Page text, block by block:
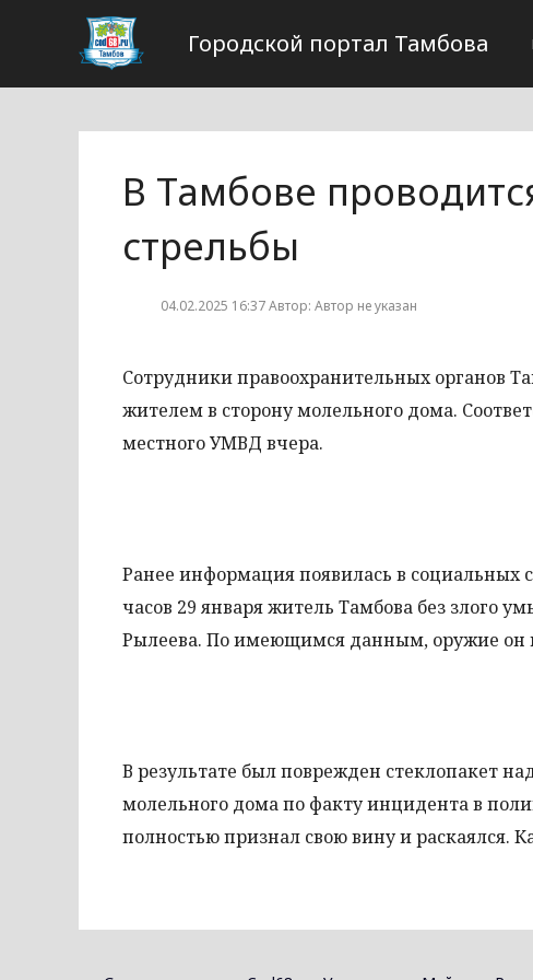
Городской портал Тамбова
В Тамбове
стрельбы
04.02.2025 16:37 Автор: Автор не указан
Сотрудники правоохранительных органов
жителем в сторону молельного дома.
местного УМВД вчера.
Ранее информация появилась в социальных
часов 29 января житель Тамбова без злого
Рылеева. По имеющимся данным, оружие он
В результате был поврежден стеклопакет
молельного дома по факту инцидента в
полностью признал свою вину и раскаялся.